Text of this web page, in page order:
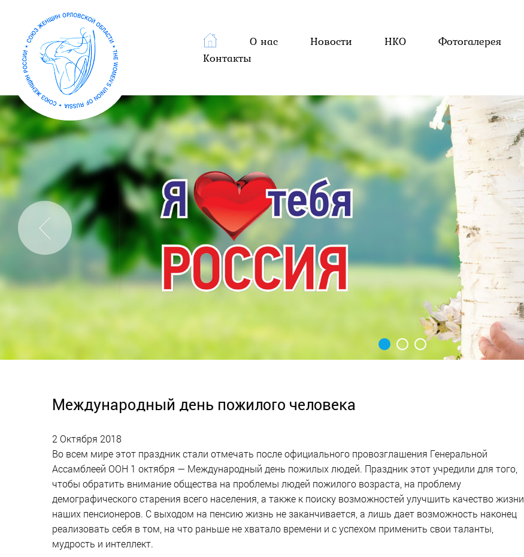
О нас Новости НКО Фотогалерея
Контакты
Международный день пожилого человека
2 Октября 2018
Во всем мире этот праздник стали отмечать после официального провозглашения Генеральной
Ассамблеей ООН 1 октября — Международный день пожилых людей. Праздник этот учредили для того,
чтобы обратить внимание общества на проблемы людей пожилого возраста, на проблему
демографического старения всего населения, а также к поиску возможностей улучшить качество жизни
наших пенсионеров. С выходом на пенсию жизнь не заканчивается, а лишь дает возможность наконец
реализовать себя в том, на что раньше не хватало времени и с успехом применить свои таланты,
мудрость и интеллект.